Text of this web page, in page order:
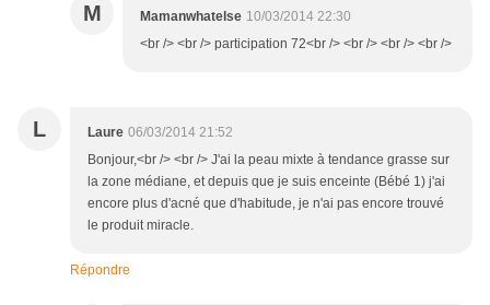
M Mamanwhatelse 10/03/2014 22:30
<br /> <br /> participation 72<br /> <br /> <br /> <br />
L Laure 06/03/2014 21:52
Bonjour,<br /> <br /> J'ai la peau mixte à tendance grasse sur
la zone médiane, et depuis que je suis enceinte (Bébé 1) j'ai
encore plus d'acné que d'habitude, je n'ai pas encore trouvé
le produit miracle.
Répondre